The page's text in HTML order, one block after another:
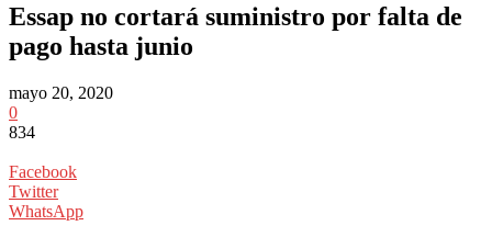
Essap no cortará suministro por falta de
pago hasta junio
mayo 20, 2020
0
834
Facebook
Twitter
WhatsApp